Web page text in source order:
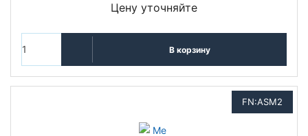
Цену уточняйте
В корзину
FN:ASM2